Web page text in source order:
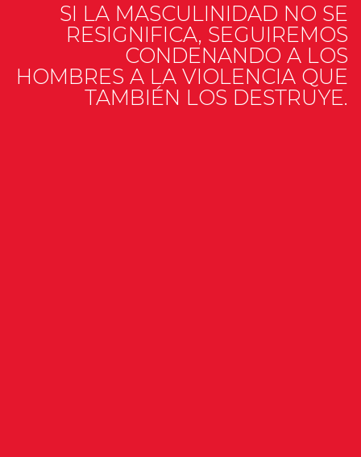
SI LA MASCULINIDAD NO SE
RESIGNIFICA, SEGUIREMOS
CONDENANDO A LOS
HOMBRES A LA VIOLENCIA QUE
TAMBIÉN LOS DESTRUYE.